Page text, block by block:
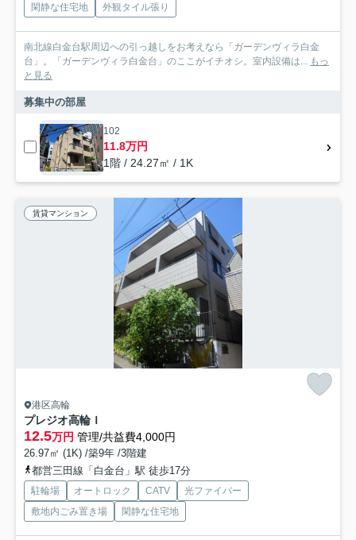
閑静な住宅地
外観タイル張り
南北線白金台駅周辺への引っ越しをお考えなら「ガーデンヴィラ白金
台」。「ガーデンヴィラ白金台」のここがイチオシ。室内設備は... もっ
と見る
募集中の部屋
102
11.8万円
1階 / 24.27㎡ / 1K
賃貸マンション
港区高輪
プレジオ高輪Ｉ
12.5万円 管理/共益費4,000円
26.97㎡ (1K) /築9年 /3階建
都営三田線「白金台」駅 徒歩17分
駐輪場 オートロック CATV
光ファイバー
敷地内ごみ置き場
閑静な住宅地